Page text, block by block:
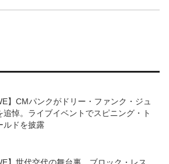
】CMパンクがドリー・ファンク・ジュ
追悼。ライブイベントでスピニング・ト
ルドを披露